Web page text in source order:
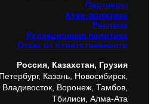
Партнеры
Куки-политика
Реклама
Редакционная политика
Отказ от ответственности
Россия, Казахстан, Грузия
Казань, Новосибирск,
Владивосток, Воронеж, Тамбов,
Тбилиси, Алма-Ата